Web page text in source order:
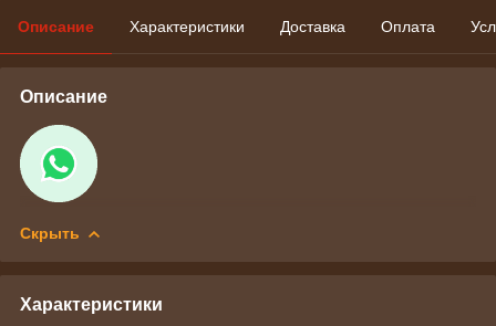
Описание Характеристики Доставка Оплата
Описание
Скрыть
Характеристики